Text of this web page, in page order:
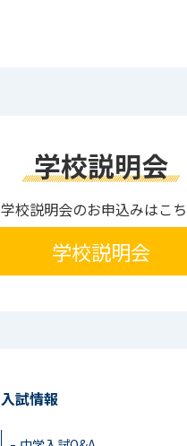
学校説明会
学校説明会のお申込みはこ
学校説明会
入試情報